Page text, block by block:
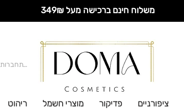
משלוח חינם ברכישה מעל 349₪
להתחברות
ציפורניים פדיקור מוצרי חשמל ריהוט